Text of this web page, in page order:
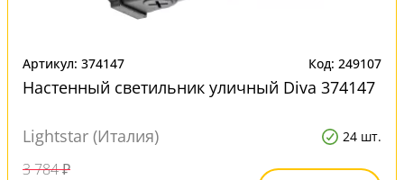
Артикул: 374147 Код: 249107
Настенный светильник уличный Diva 374147
Lightstar (Италия) 24 шт.
3 784 ₽